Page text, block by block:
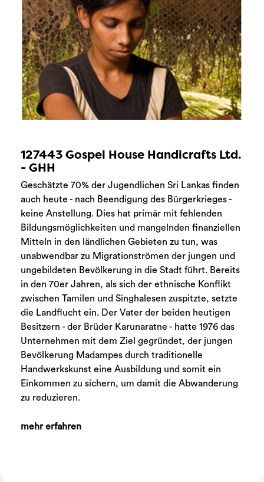
127443 Gospel House Handicrafts Ltd.
- GHH
Geschätzte 70% der Jugendlichen Sri Lankas finden
auch heute - nach Beendigung des Bürgerkrieges -
keine Anstellung. Dies hat primär mit fehlenden
Bildungsmöglichkeiten und mangelnden finanziellen
Mitteln in den ländlichen Gebieten zu tun, was
unabwendbar zu Migrationströmen der jungen und
ungebildeten Bevölkerung in die Stadt führt. Bereits
in den 70er Jahren, als sich der ethnische Konflikt
zwischen Tamilen und Singhalesen zuspitzte, setzte
die Landflucht ein. Der Vater der beiden heutigen
Besitzern - der Brüder Karunaratne - hatte 1976 das
Unternehmen mit dem Ziel gegründet, der jungen
Bevölkerung Madampes durch traditionelle
Handwerkskunst eine Ausbildung und somit ein
Einkommen zu sichern, um damit die Abwanderung
zu reduzieren.
mehr erfahren